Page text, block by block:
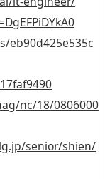
eb90d425e535c
nc/18/0806000
senior/shien/